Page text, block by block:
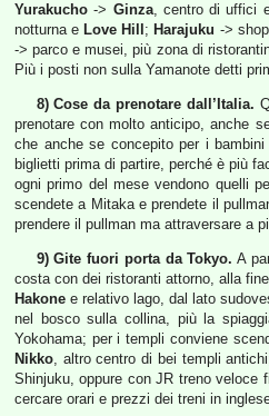
Yurakucho -> Ginza, centro di uffici
notturna e Love Hill ; Harajuku ->
-> parco e musei, più zona di
Più i posti non sulla Yamanote detti
8) Cose da prenotare dall’Italia.
prenotare con molto anticipo, anche
che anche se concepito per i
biglietti prima di partire, perché è più
ogni primo del mese vendono quelli
scendete a Mitaka e prendete il
prendere il pullman ma attraversare a
9) Gite fuori porta da Tokyo. A
costa con dei ristoranti attorno, alla
Hakone e relativo lago, dal lato
nel bosco sulla collina, più la
Yokohama; per i templi conviene
Nikko, altro centro di bei templi
Shinjuku, oppure con JR treno veloce
cercare orari e prezzi dei treni in